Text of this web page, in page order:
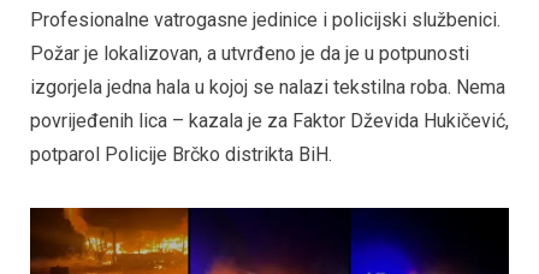
Profesionalne vatrogasne jedinice i policijski službenici.
Požar je lokalizovan, a utvrđeno je da je u potpunosti
izgorjela jedna hala u kojoj se nalazi tekstilna roba. Nema
povrijeđenih lica – kazala je za Faktor Dževida Hukičević,
potparol Policije Brčko distrikta BiH.